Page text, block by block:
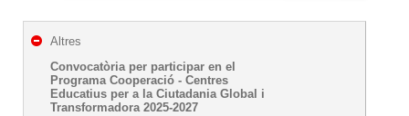
Altres
Convocatòria per participar en el
Programa Cooperació - Centres
Educatius per a la Ciutadania Global i
Transformadora 2025-2027